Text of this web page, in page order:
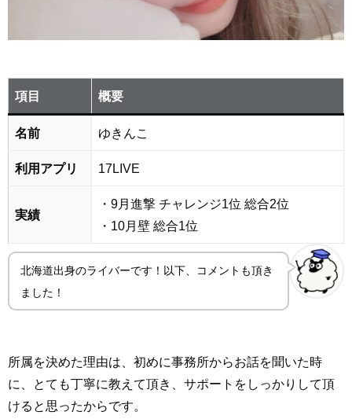
項目 概要
名前 ゆきんこ
利用アプリ 17LIVE
実績
・9月進撃 チャレンジ1位 総合2位
・10月壁 総合1位
北海道出身のライバーです！以下、コメントも頂き
ました！
所属を決めた理由は、初めに事務所からお話を聞いた時
に、とても丁寧に教えて頂き、サポートをしっかりして頂
けると思ったからです。